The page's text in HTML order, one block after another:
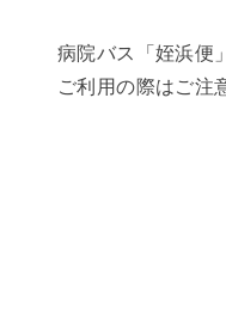
病院バス「姪浜便
ご利用の際はご注